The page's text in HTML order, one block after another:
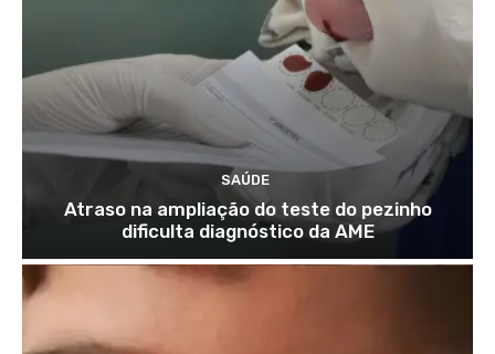
SAÚDE
Atraso na ampliação do teste do pezinho
dificulta diagnóstico da AME